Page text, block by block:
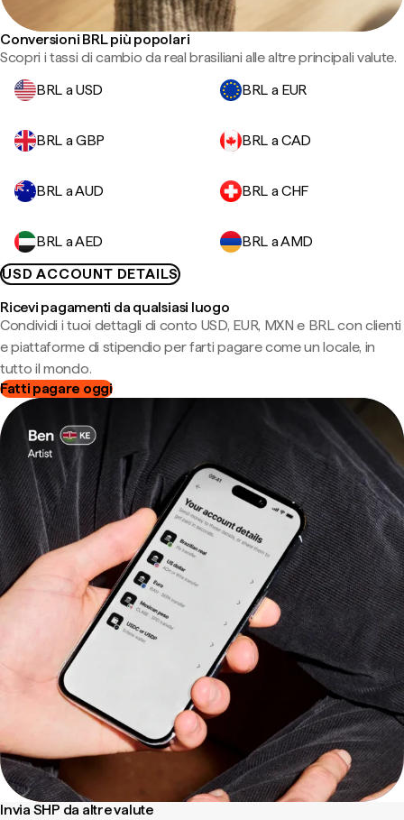
Conversioni BRL più popolari
Scopri i tassi di cambio da real brasiliani alle altre principali valute.
BRL a USD
BRL a EUR
BRL a GBP BRL a CAD
BRL a AUD BRL a CHF
BRL a AED
BRL a AMD
USD ACCOUNT DETAILS
Ricevi pagamenti da qualsiasi luogo
Condividi i tuoi dettagli di conto USD, EUR, MXN e BRL con clienti
e piattaforme di stipendio per farti pagare come un locale, in
tutto il mondo.
Fatti pagare oggi
Invia SHP da altre valute